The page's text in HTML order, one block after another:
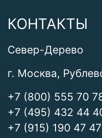
КОНТАКТЫ
Север-Дерево
г. Москва,
+7 (800) 555 70
+7 (495) 432 44
+7 (915) 190 47 47